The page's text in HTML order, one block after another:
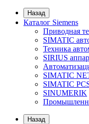
Назад
Каталог Siemens
Приводная
SIMATIC
Техника
SIRIUS
SIMATIC
SIMATIC
SINUMERIK
Назад